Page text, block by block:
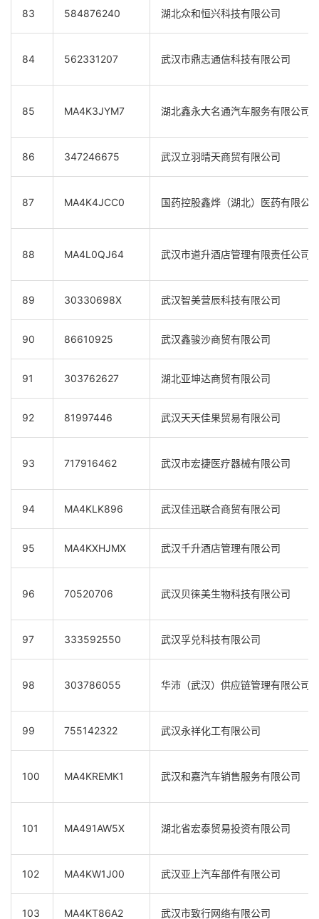
83 584876240 湖北众和恒兴科技有限公司
84 562331207 武汉市鼎志通信科技有限公司
85 MA4K3JYM7 湖北鑫永大名通汽车服务有限公司
86 347246675 武汉立羽晴天商贸有限公司
87 MA4K4JCC0 国药控股鑫烨（湖北）医药有限公
88 MA4L0QJ64 武汉市道升酒店管理有限责任公司
89 30330698X 武汉智美营辰科技有限公司
90 86610925 武汉鑫骏沙商贸有限公司
91 303762627 湖北亚坤达商贸有限公司
92 81997446 武汉天天佳果贸易有限公司
93 717916462 武汉市宏捷医疗器械有限公司
94 MA4KLK896 武汉佳迅联合商贸有限公司
95 MA4KXHJMX 武汉千升酒店管理有限公司
96 70520706 武汉贝徕美生物科技有限公司
97 333592550 武汉孚兑科技有限公司
98 303786055 华沛（武汉）供应链管理有限公司
99 755142322 武汉永祥化工有限公司
100 MA4KREMK1 武汉和嘉汽车销售服务有限公司
101 MA491AW5X 湖北省宏泰贸易投资有限公司
102 MA4KW1J00 武汉亚上汽车部件有限公司
103 MA4KT86A2 武汉市致行网络有限公司